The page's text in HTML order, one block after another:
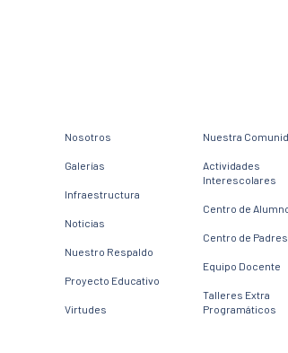
Nosotros
Galerías
Infraestructura
Noticias
Nuestro Respaldo
Proyecto Educativo
Virtudes
Nuestra
Actividades
Interescolares
Centro de
Centro de Padres
Equipo Docente
Talleres Extra
Programáticos